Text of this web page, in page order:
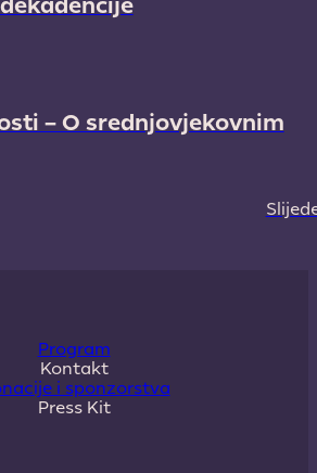
– O srednjovjekovnim
Program
Kontakt
i sponzorstva
Press Kit